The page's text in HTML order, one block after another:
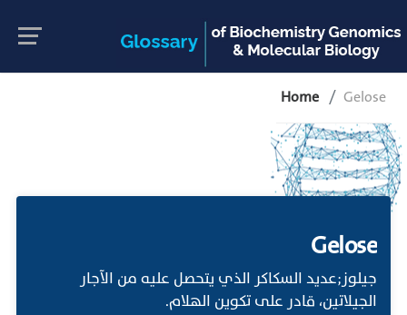
Home Gelose
Gelose
جيلوز;عديد السكاكر الذي يتحصل عليه من الآجار
الجيلاتين، قادر على تكوين الهلام.